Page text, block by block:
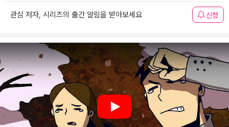
관심 저자, 시리즈의 출간 알림을 받아보세요 신청
Play